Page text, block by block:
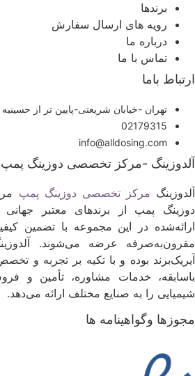
برندها
رویه های ارسال سفارش
درباره ما
تماس با ما
ارتباط باما
تهران -خیابان شریعتی-پایین تر از حسینیه
02179315
info@alldosing.com
آلدوزینگ -مرکز تخصصی دوزینگ پمپ
مرکز تخصصی دوزینگ پمپ
دوزینگ پمپ از برندهای معتبر
ارائه‌شده در این مجموعه با تضمین
مقرون‌به‌صرفه عرضه می‌شوند.
آیریک‌برند بوده و با تکیه بر تجربه و
باسابقه، خدمات مشاوره، تأمین و
شیمیایی را به صنایع مختلف ارائه می‌دهد.
مجوزها وگواهینامه ها